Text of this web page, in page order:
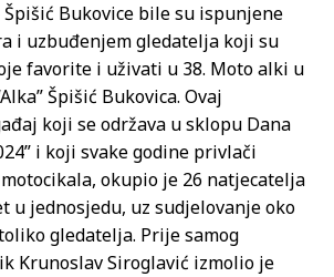
Špišić Bukovice bile su ispunjene
i uzbuđenjem gledatelja koji su
favorite i uživati u 38. Moto alki u
Špišić Bukovica. Ovaj
koji se održava u sklopu Dana
i koji svake godine privlači
okupio je 26 natjecatelja
u jednosjedu, uz sudjelovanje oko
gledatelja. Prije samog
Krunoslav Siroglavić izmolio je